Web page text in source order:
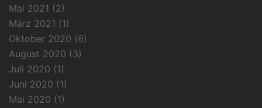
Mai 2021 (2)
März 2021 (1)
Oktober 2020 (6)
August 2020 (3)
Juli 2020 (1)
Juni 2020 (1)
Mai 2020 (1)